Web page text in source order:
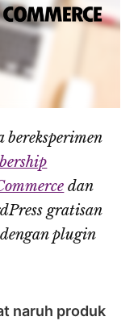
bereksperimen
dan
gratisan
plugin
naruh produk